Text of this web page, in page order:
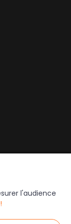
Web
l'audience